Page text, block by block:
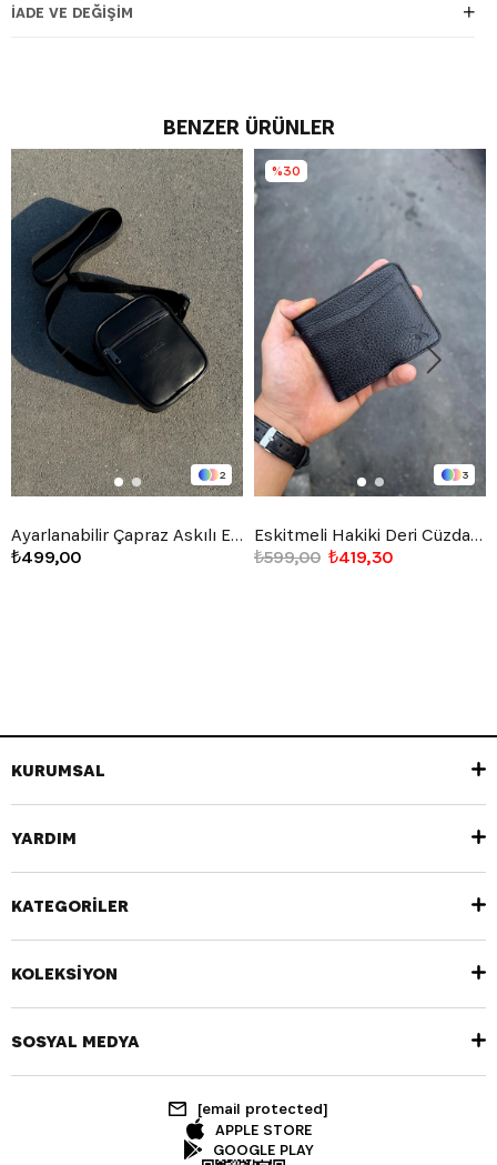
İADE VE DEĞIŞIM
BENZER ÜRÜNLER
2
Ayarlanabilir Çapraz Askılı El Çantası Siyah
₺499,00
3
Eskitmeli Hakiki Deri Cüzdan Siyah
₺419,30
₺599,00
%30
KURUMSAL
YARDIM
KATEGORİLER
KOLEKSİYON
SOSYAL MEDYA
[email protected]
APPLE STORE
GOOGLE PLAY